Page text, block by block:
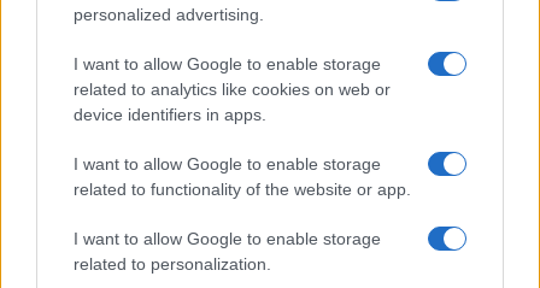
personalized advertising.
I want to allow Google to enable storage
related to analytics like cookies on web or
device identifiers in apps.
I want to allow Google to enable storage
related to functionality of the website or app.
I want to allow Google to enable storage
related to personalization.
Francesca Lombardi · 29 Lug 2026